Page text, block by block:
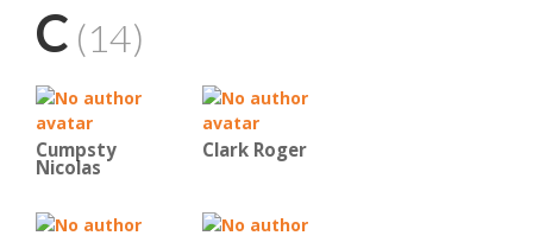
C (14)
Cumpsty
Nicolas
Clark Roger